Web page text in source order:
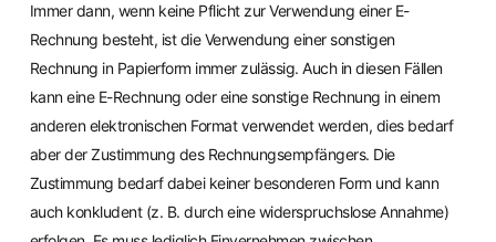
Immer dann, wenn keine Pflicht zur Verwendung einer E-
Rechnung besteht, ist die Verwendung einer sonstigen
Rechnung in Papierform immer zulässig. Auch in diesen Fällen
kann eine E-Rechnung oder eine sonstige Rechnung in einem
anderen elektronischen Format verwendet werden, dies bedarf
aber der Zustimmung des Rechnungsempfängers. Die
Zustimmung bedarf dabei keiner besonderen Form und kann
auch konkludent (z. B. durch eine widerspruchslose Annahme)